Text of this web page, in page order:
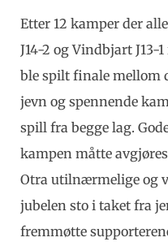
Etter 12 kamper der
J14-2 og Vindbjart J13-
ble spilt finale mellom
jevn og spennende
spill fra begge lag.
kampen måtte
Otra utilnærmelige og
jubelen sto i taket fra
fremmøtte